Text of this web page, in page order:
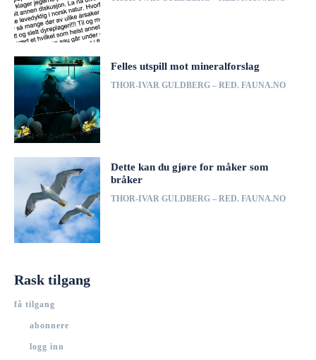
Felles utspill mot mineralforslag
THOR-IVAR GULDBERG – RED. FAUNA.NO
Dette kan du gjøre for måker som
bråker
THOR-IVAR GULDBERG – RED. FAUNA.NO
Rask tilgang
få tilgang
abonnere
logg inn